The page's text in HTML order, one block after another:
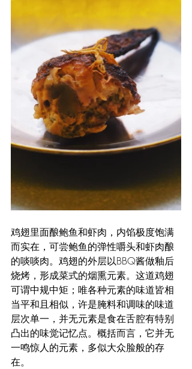
鸡翅里面酿鲍鱼和虾肉，内馅极度饱满
而实在，可尝鲍鱼的弹性嚼头和虾肉酿
的啖啖肉。鸡翅的外层以BBQ酱做釉后
烧烤，形成菜式的烟熏元素。这道鸡翅
可谓中规中矩；唯各种元素的味道皆相
当平和且相似，许是腌料和调味的味道
层次单一，并无元素是食在舌腔有特别
凸出的味觉记忆点。概括而言，它并无
一鸣惊人的元素，多似大众脸般的存
在。